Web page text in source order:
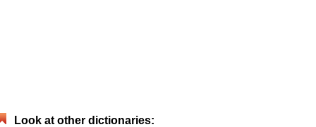
Look at other dictionaries: